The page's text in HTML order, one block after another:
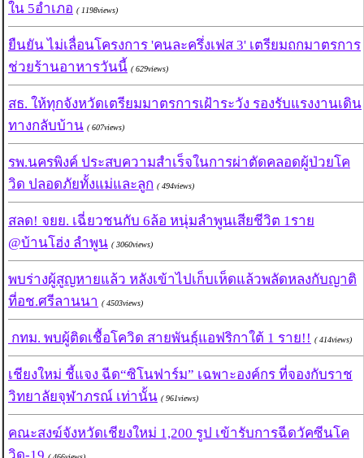
ใน 5อำเภอ ( 1198views)
ยืนยัน ไม่เลื่อนโครงการ 'คนละครึ่งเฟส 3' เตรียมถกมาตรการ
ช่วยร้านอาหารวันนี้ ( 629views)
สธ. ให้ทุกจังหวัดเตรียมมาตรการเฝ้าระวัง รองรับแรงงานเดิน
ทางกลับบ้าน ( 607views)
รพ.นครพิงค์ ประสบความสำเร็จในการผ่าตัดคลอดผู้ป่วยโค
วิด ปลอดภัยทั้งแม่และลูก ( 494views)
สลด! จยย. เฉี่ยวชนกับ 6ล้อ หนุ่มลำพูนเสียชีวิต 1ราย
@บ้านโฮ่ง ลำพูน ( 3060views)
พบร่างผู้สูญหายแล้ว หลังเข้าไปเก็บเห็ดแล้วพลัดหลงกับญาติ
ที่อช.ศรีลานนา ( 4503views)
กทม. พบผู้ติดเชื้อโควิด สายพันธุ์แอฟริกาใต้ 1 ราย!! ( 414views)
เชียงใหม่ ชี้แจง ฉีด“ซิโนฟาร์ม” เฉพาะองค์กร ที่จองกับราช
วิทยาลัยจุฬาภรณ์ เท่านั้น ( 961views)
คณะสงฆ์จังหวัดเชียงใหม่ 1,200 รูป เข้ารับการฉีดวัคซีนโค